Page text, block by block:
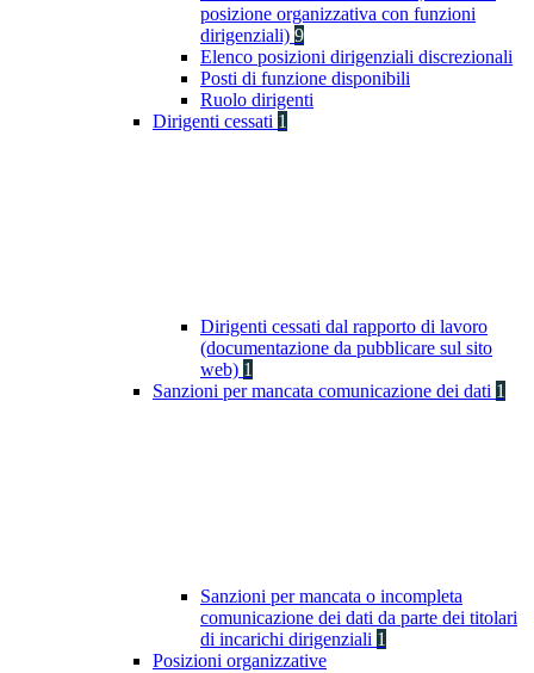
posizione organizzativa con funzioni
dirigenziali) 9
Elenco posizioni dirigenziali discrezionali
Posti di funzione disponibili
Ruolo dirigenti
Dirigenti cessati 1
Dirigenti cessati dal rapporto di lavoro
(documentazione da pubblicare sul sito
web) 1
Sanzioni per mancata comunicazione dei dati 1
Sanzioni per mancata o incompleta
comunicazione dei dati da parte dei titolari
di incarichi dirigenziali 1
Posizioni organizzative